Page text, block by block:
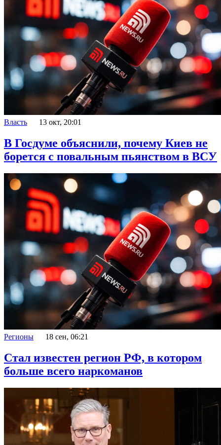
Власть 13 окт, 20:01
В Госдуме объяснили, почему Киев не
борется с повальным пьянством в ВСУ
Регионы 18 сен, 06:21
Стал известен регион РФ, в котором
больше всего наркоманов